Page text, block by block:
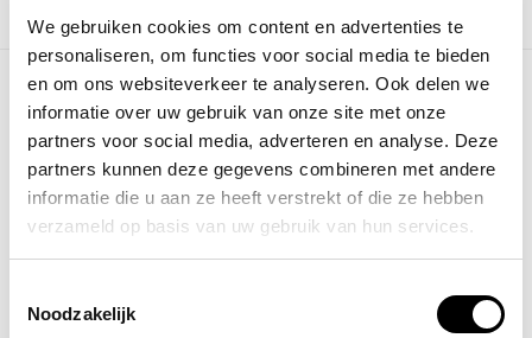
We gebruiken cookies om content en advertenties te
personaliseren, om functies voor social media te bieden
en om ons websiteverkeer te analyseren. Ook delen we
informatie over uw gebruik van onze site met onze
partners voor social media, adverteren en analyse. Deze
partners kunnen deze gegevens combineren met andere
informatie die u aan ze heeft verstrekt of die ze hebben
verzameld op basis van uw gebruik van hun services.
Noodzakelijk
Toon1 -9van 9